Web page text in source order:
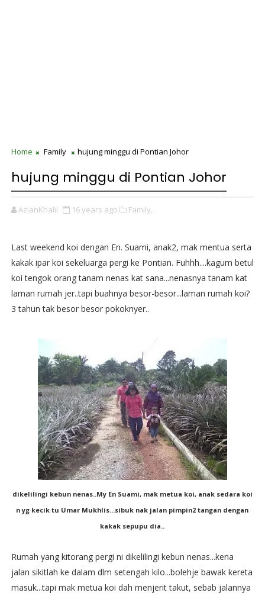
Home Family hujung minggu di Pontian Johor
hujung minggu di Pontian Johor
AzianKhalil 16 years ago Family,
Last weekend koi dengan En. Suami, anak2, mak mentua serta
kakak ipar koi sekeluarga pergi ke Pontian. Fuhhh....kagum betul
koi tengok orang tanam nenas kat sana...nenasnya tanam kat
laman rumah jer..tapi buahnya besor-besor...laman rumah koi?
3 tahun tak besor besor pokoknyer..
dikelilingi kebun nenas..My En Suami, mak metua koi, anak sedara koi
n yg kecik tu Umar Mukhlis...sibuk nak jalan pimpin2 tangan dengan
kakak sepupu dia..
Rumah yang kitorang pergi ni dikelilingi kebun nenas...kena
jalan sikitlah ke dalam dlm setengah kilo...bolehje bawak kereta
masuk...tapi mak metua koi dah menjerit takut, sebab jalannya